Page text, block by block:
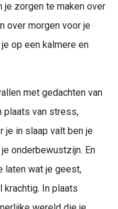
zorgen te maken over
over morgen voor je
op een kalmere en
met gedachten van
plaats van stress,
je in slaap valt ben je
onderbewustzijn. En
laten wat je geest,
krachtig. In plaats